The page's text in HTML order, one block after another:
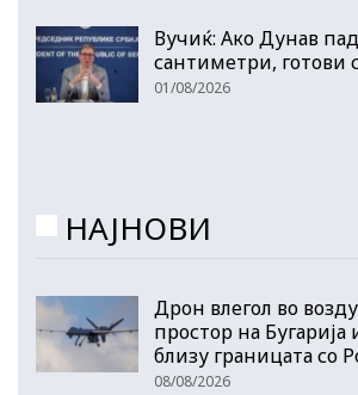
Вучиќ: Ако Дунав
сантиметри, готови
01/08/2026
НАЈНОВИ
Дрон влегол во
простор на
близу границата со
08/08/2026